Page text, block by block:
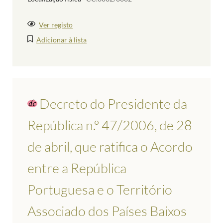
Ver registo
Adicionar à lista
Decreto do Presidente da
República n.º 47/2006, de 28
de abril, que ratifica o Acordo
entre a República
Portuguesa e o Território
Associado dos Países Baixos